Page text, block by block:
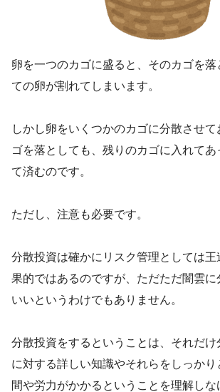
卵を一つのカゴに盛ると、そのカゴを
ての卵が割れてしまいます。
しかし卵をいくつかのカゴに分散させ
ゴを落としても、残りのカゴに入れてあ
て済むのです。
ただし、注意も必要です。
分散投資は確かにリスク管理としては王
果的ではあるのですが、ただただ闇雲
いいというわけでもありません。
分散投資をするということは、それだ
に対する詳しい知識やそれらをしっか
間や労力がかかるということを理解し